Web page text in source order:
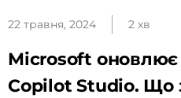
22 травня, 2024 2 хв
Microsoft оновлює
Copilot Studio. Що